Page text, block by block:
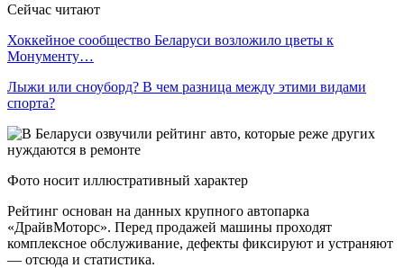
Сейчас читают
Хоккейное сообщество Беларуси возложило цветы к
Монументу…
Лыжи или сноуборд? В чем разница между этими видами
спорта?
Фото носит иллюстративный характер
Рейтинг основан на данных крупного автопарка
«ДрайвМоторс». Перед продажей машины проходят
комплексное обслуживание, дефекты фиксируют и устраняют
— отсюда и статистика.